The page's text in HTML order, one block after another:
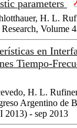
parameters
H. L.
Volume
en
Tiempo-
H. L.
Argentino de
2013) - sep 2013